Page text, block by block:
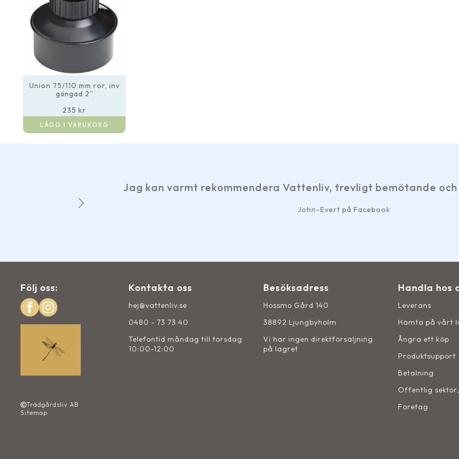
Union 75/110 mm rör, inv
gängad 2”
235 kr
LÄGG I VARUKORG
Jag kan varmt rekommendera Vattenliv, trevligt bemötande och snabb
John-Evert på Facebook
Följ oss:
Trädgårdsliv AB
Sitemap
Kontakta oss
hej@vattenliv.se
0480 - 73 73 40
Telefontid måndag till torsdag
10:00-12:00
Besöksadress
Hossmo Gård 140
38892 Ljungbyholm
Vi har ingen direktförsäljning
på lagret
Handla hos
Leverans
Hämta på vårt
Ångra ett köp
Produktsupport
Betalning
Offentlig
Företag